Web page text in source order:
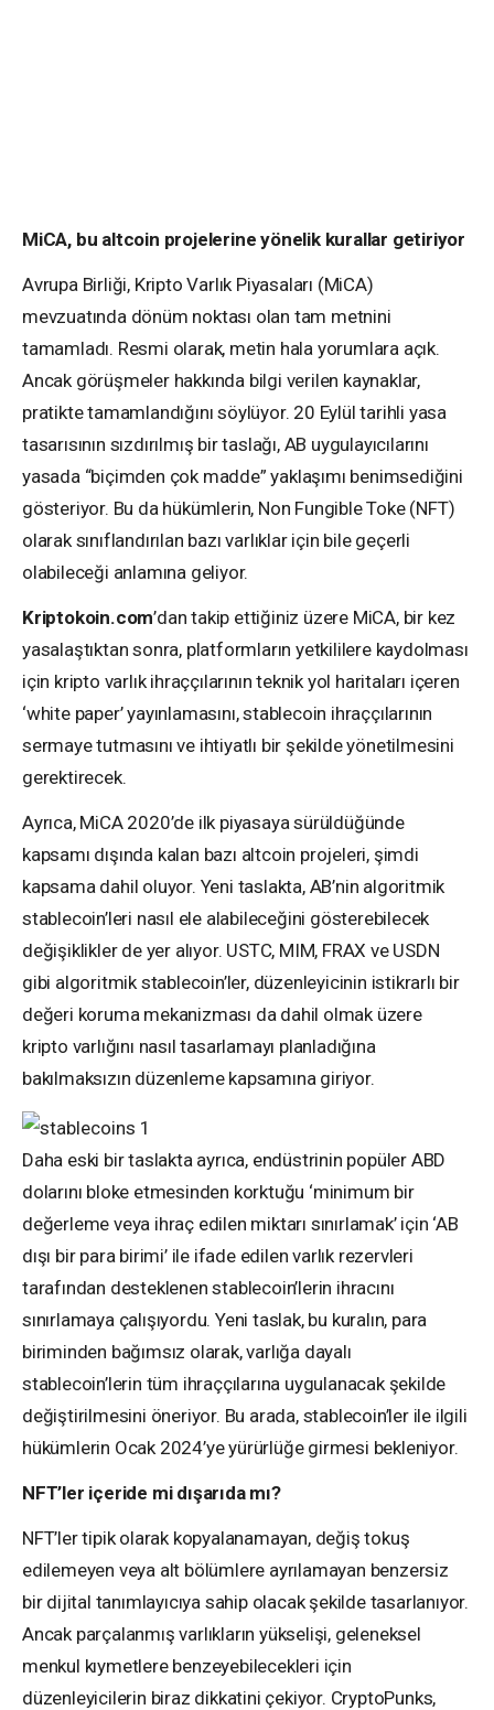
MiCA, bu altcoin projelerine yönelik kurallar getiriyor
Avrupa Birliği, Kripto Varlık Piyasaları (MiCA)
mevzuatında dönüm noktası olan tam metnini
tamamladı. Resmi olarak, metin hala yorumlara açık.
Ancak görüşmeler hakkında bilgi verilen kaynaklar,
pratikte tamamlandığını söylüyor. 20 Eylül tarihli yasa
tasarısının sızdırılmış bir taslağı, AB uygulayıcılarını
yasada “biçimden çok madde” yaklaşımı benimsediğini
gösteriyor. Bu da hükümlerin, Non Fungible Toke (NFT)
olarak sınıflandırılan bazı varlıklar için bile geçerli
olabileceği anlamına geliyor.
Kriptokoin.com’dan takip ettiğiniz üzere MiCA, bir kez
yasalaştıktan sonra, platformların yetkililere kaydolması
için kripto varlık ihraççılarının teknik yol haritaları içeren
‘white paper’ yayınlamasını, stablecoin ihraççılarının
sermaye tutmasını ve ihtiyatlı bir şekilde yönetilmesini
gerektirecek.
Ayrıca, MiCA 2020’de ilk piyasaya sürüldüğünde
kapsamı dışında kalan bazı altcoin projeleri, şimdi
kapsama dahil oluyor. Yeni taslakta, AB’nin algoritmik
stablecoin’leri nasıl ele alabileceğini gösterebilecek
değişiklikler de yer alıyor. USTC, MIM, FRAX ve USDN
gibi algoritmik stablecoin’ler, düzenleyicinin istikrarlı bir
değeri koruma mekanizması da dahil olmak üzere
kripto varlığını nasıl tasarlamayı planladığına
bakılmaksızın düzenleme kapsamına giriyor.
Daha eski bir taslakta ayrıca, endüstrinin popüler ABD
dolarını bloke etmesinden korktuğu ‘minimum bir
değerleme veya ihraç edilen miktarı sınırlamak’ için ‘AB
dışı bir para birimi’ ile ifade edilen varlık rezervleri
tarafından desteklenen stablecoin’lerin ihracını
sınırlamaya çalışıyordu. Yeni taslak, bu kuralın, para
biriminden bağımsız olarak, varlığa dayalı
stablecoin’lerin tüm ihraççılarına uygulanacak şekilde
değiştirilmesini öneriyor. Bu arada, stablecoin’ler ile ilgili
hükümlerin Ocak 2024’ye yürürlüğe girmesi bekleniyor.
NFT’ler içeride mi dışarıda mı?
NFT’ler tipik olarak kopyalanamayan, değiş tokuş
edilemeyen veya alt bölümlere ayrılamayan benzersiz
bir dijital tanımlayıcıya sahip olacak şekilde tasarlanıyor.
Ancak parçalanmış varlıkların yükselişi, geleneksel
menkul kıymetlere benzeyebilecekleri için
düzenleyicilerin biraz dikkatini çekiyor. CryptoPunks,